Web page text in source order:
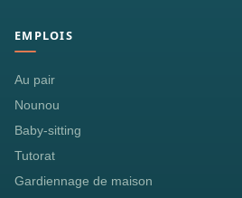
EMPLOIS
Au pair
Nounou
Baby-sitting
Tutorat
Gardiennage de maison